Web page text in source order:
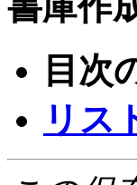
目次
リス